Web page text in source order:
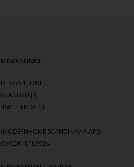
KUNDESERVICE
DESIGN4HOME
ISLANDSVEJ 1
4681 HERFØLGE
(MODERNHOME SCANDINAVIA APS)
CVR:DK10103924